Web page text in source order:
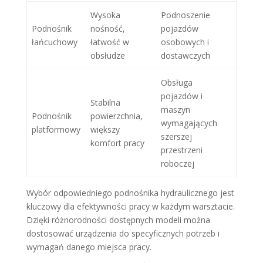
Podnośnik
łańcuchowy
Wysoka
nośność,
łatwość w
obsłudze
Podnoszenie
pojazdów
osobowych i
dostawczych
Podnośnik
platformowy
Stabilna
powierzchnia,
większy
komfort pracy
Obsługa
pojazdów i
maszyn
wymagających
szerszej
przestrzeni
roboczej
Wybór odpowiedniego podnośnika hydraulicznego jest
kluczowy dla efektywności pracy w każdym warsztacie.
Dzięki różnorodności dostępnych modeli można
dostosować urządzenia do specyficznych potrzeb i
wymagań danego miejsca pracy.